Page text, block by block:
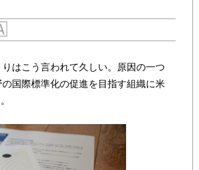
はこう言われて久しい。原因の一つ
国際標準化の促進を目指す組織に米